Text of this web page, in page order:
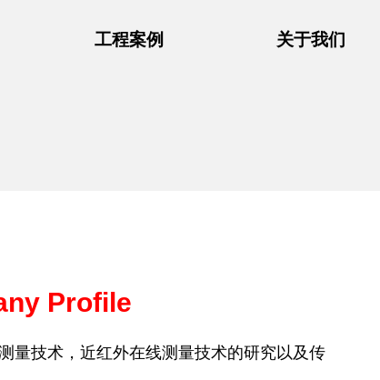
工程案例 关于我们
Profile
量技术，近红外在线测量技术的研究以及传